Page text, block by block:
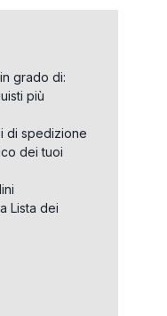
grado di:
più
di spedizione
dei tuoi
Lista dei